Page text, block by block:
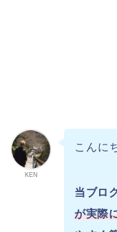
KEN
こんに
当ブロ
が実際